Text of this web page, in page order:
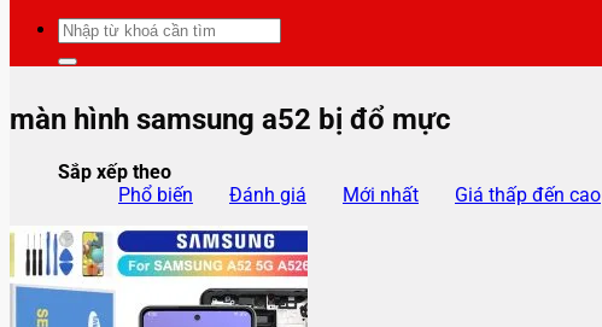
Tìm
kiếm:
màn hình samsung a52 bị đổ mực
Sắp xếp theo
Phổ biến
Đánh giá Mới nhất Giá thấp đến cao